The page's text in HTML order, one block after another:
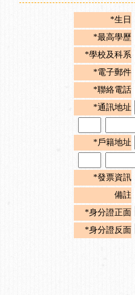
*生日
*最高學歷
*學校及科系
*電子郵件
*聯絡電話
*通訊地址
*戶籍地址
*發票資訊
備註
*身分證正面
*身分證反面